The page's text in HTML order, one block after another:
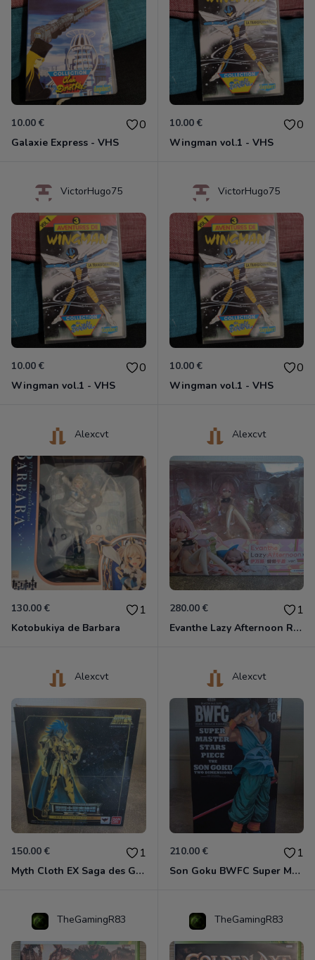
10.00 € 0
Galaxie Express - VHS
10.00 € 0
Wingman vol.1 - VHS
VictorHugo75
10.00 € 0
Wingman vol.1 - VHS
VictorHugo75
10.00 € 0
Wingman vol.1 - VHS
Alexcvt
130.00 € 1
Kotobukiya de Barbara
Alexcvt
280.00 € 1
Evanthe Lazy Afternoon Red Pride of Eden
Alexcvt
150.00 € 1
Myth Cloth EX Saga des Gémeaux
Alexcvt
210.00 € 1
Son Goku BWFC Super Master Stars
TheGamingR83 TheGamingR83